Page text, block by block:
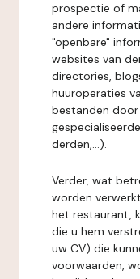
prospectie of
andere
"openbare"
websites van
directories,
huuroperaties
bestanden
derden,...).
Verder, wat
worden
het restaurant,
die u hem
uw CV) die
voorwaarden,